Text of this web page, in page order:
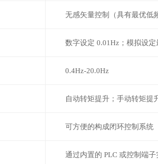
无感矢量控制（具有最优低
数字设定 0.01Hz；模拟设定
0.4Hz-20.0Hz
自动转矩提升；手动转矩提
可方便的构成闭环控制系统
通过内置的 PLC 或控制端